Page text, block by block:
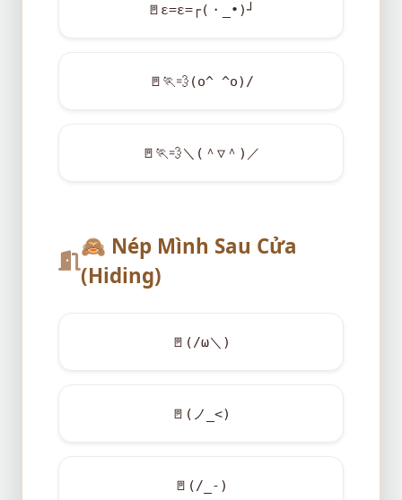
🚪 ε=ε=┌(・_•)┘
🚪 🏃💨 (o^ ^o)/
🚪 🏃💨＼(＾▽＾)／
🙈 Nép Mình Sau Cửa
(Hiding)
🚪 (/ω＼)
🚪 (ノ_<)
🚪 (/_-)